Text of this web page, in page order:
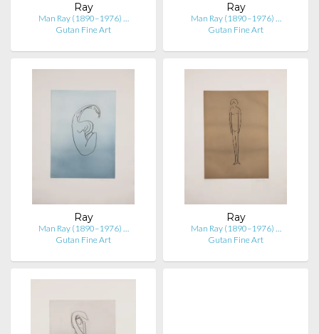
Ray
Man Ray (1890–1976) …
Gutan Fine Art
Ray
Man Ray (1890–1976) …
Gutan Fine Art
Ray
Man Ray (1890–1976) …
Gutan Fine Art
Ray
Man Ray (1890–1976) …
Gutan Fine Art